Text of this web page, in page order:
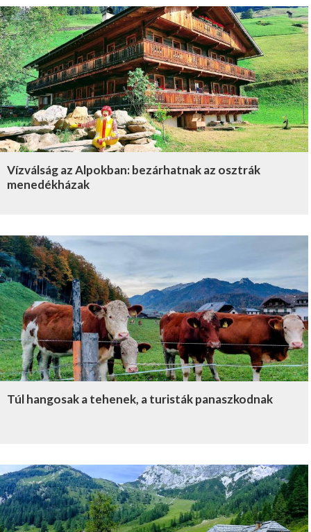
Vízválság az Alpokban: bezárhatnak az osztrák
menedékházak
Túl hangosak a tehenek, a turisták panaszkodnak